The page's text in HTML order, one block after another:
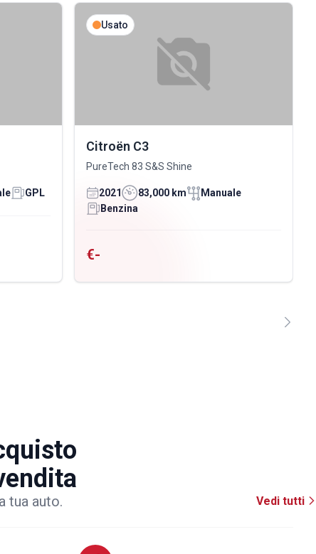
GPL
Usato
Citroën C3
PureTech 83 S&S Shine
2021 83,000 km
Manuale
Benzina
€-
tua auto. Vedi tutti